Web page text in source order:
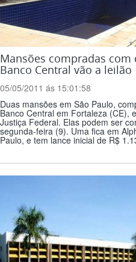
Mansões compradas
Banco Central vão a leilão
05/05/2011 ás 15:01:58
Duas mansões em São Paulo,
Banco Central em Fortaleza (CE),
Justiça Federal. Elas podem ser
segunda-feira (9). Uma fica em
Paulo, e tem lance inicial de R$